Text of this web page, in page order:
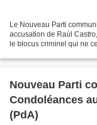
Le Nouveau Parti
accusation de Raúl
le blocus criminel qui ne
Nouveau Parti
Condoléances
(PdA)